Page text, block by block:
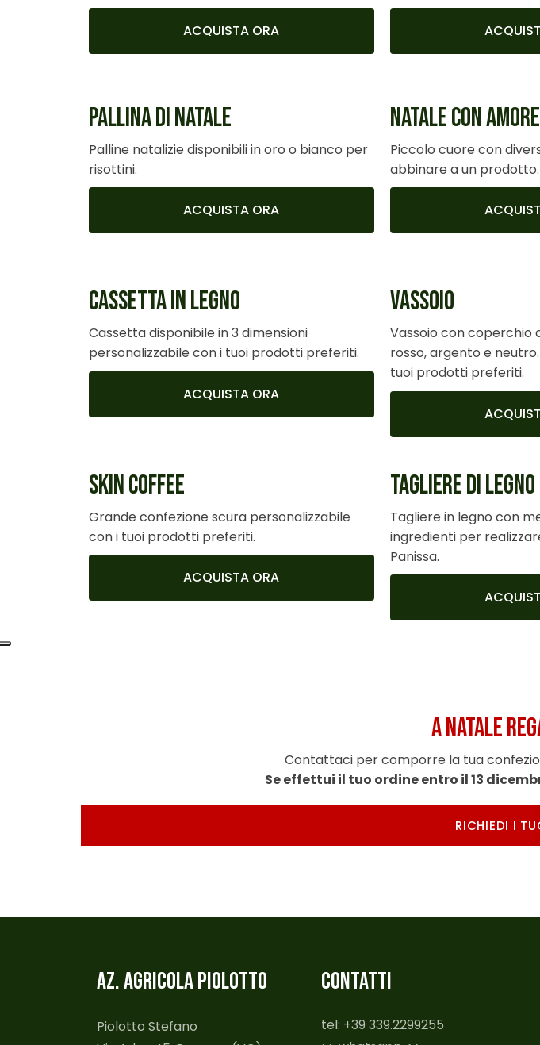
ACQUISTA ORA
PALLINA DI NATALE
Palline natalizie disponibili in oro o bianco per
risottini.
ACQUISTA ORA
NATALE CON AMORE
Piccolo cuore con
abbinare a un prodotto.
CASSETTA IN LEGNO
Cassetta disponibile in 3 dimensioni
personalizzabile con i tuoi prodotti preferiti.
ACQUISTA ORA
VASSOIO
Vassoio con coperchio
rosso, argento e
tuoi prodotti preferiti.
SKIN COFFEE
Grande confezione scura personalizzabile
con i tuoi prodotti preferiti.
ACQUISTA ORA
TAGLIERE DI LEGNO
Tagliere in legno con
ingredienti per
Panissa.
A NATALE
Contattaci per comporre la tua
Se effettui il tuo ordine entro il 13
RICHIEDI I
AZ. AGRICOLA PIOLOTTO
Piolotto Stefano
CONTATTI
tel: +39 339.2299255